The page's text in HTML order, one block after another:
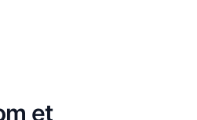
et